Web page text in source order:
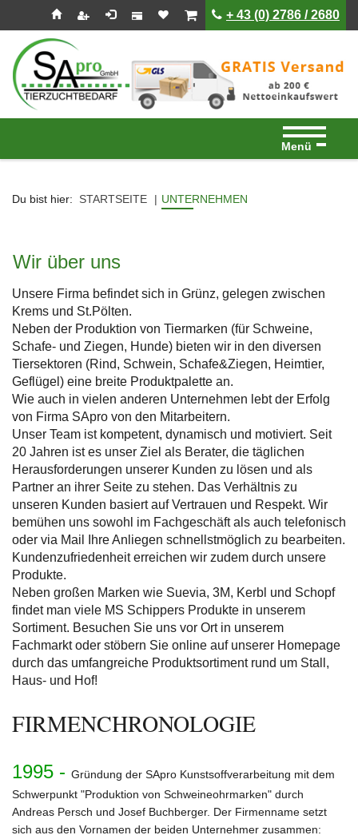
Seitenebreiche:
ist leerist leer+ 43 (0) 2786 / 2680
Menü
Du bist hier: STARTSEITE UNTERNEHMEN
Wir über uns
Unsere Firma befindet sich in Grünz, gelegen zwischen
Krems und St.Pölten.
Neben der Produktion von Tiermarken (für Schweine,
Schafe- und Ziegen, Hunde) bieten wir in den diversen
Tiersektoren (Rind, Schwein, Schafe&Ziegen, Heimtier,
Geflügel) eine breite Produktpalette an.
Wie auch in vielen anderen Unternehmen lebt der Erfolg
von Firma SApro von den Mitarbeitern.
Unser Team ist kompetent, dynamisch und motiviert. Seit
20 Jahren ist es unser Ziel als Berater, die täglichen
Herausforderungen unserer Kunden zu lösen und als
Partner an ihrer Seite zu stehen. Das Verhältnis zu
unseren Kunden basiert auf Vertrauen und Respekt. Wir
bemühen uns sowohl im Fachgeschäft als auch telefonisch
oder via Mail Ihre Anliegen schnellstmöglich zu bearbeiten.
Kundenzufriedenheit erreichen wir zudem durch unsere
Produkte.
Neben großen Marken wie Suevia, 3M, Kerbl und Schopf
findet man viele MS Schippers Produkte in unserem
Sortiment. Besuchen Sie uns vor Ort in unserem
Fachmarkt oder stöbern Sie online auf unserer Homepage
durch das umfangreiche Produktsortiment rund um Stall,
Haus- und Hof!
FIRMENCHRONOLOGIE
1995 - Gründung der SApro Kunstsoffverarbeitung mit dem
Schwerpunkt "Produktion von Schweineohrmarken" durch
Andreas Persch und Josef Buchberger. Der Firmenname setzt
sich aus den Vornamen der beiden Unternehmer zusammen: